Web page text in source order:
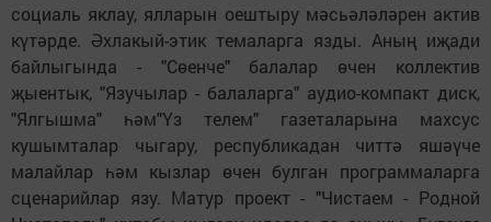
социаль яклау, ялларын оештыру мәсьәләләрен актив
күтәрде. Әхлакый-этик темаларга язды. Аның иҗади
байлыгында - "Сөенче" балалар өчен коллектив
җыентык, "Язучылар - балаларга" аудио-компакт диск,
"Ялгышма" һәм"Үз телем" газеталарына махсус
кушымталар чыгару, республикадан читтә яшәүче
малайлар һәм кызлар өчен булган программаларга
сценарийлар язу. Матур проект - "Чистаем - Родной